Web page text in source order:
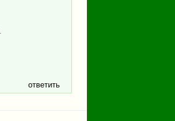
ответить